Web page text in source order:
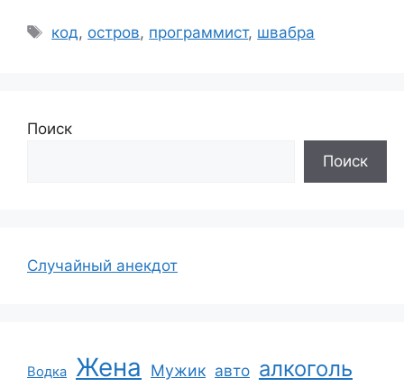
Метки
код, остров, программист, швабра
Поиск
Поиск
Случайный анекдот
Водка Жена Мужик авто алкоголь